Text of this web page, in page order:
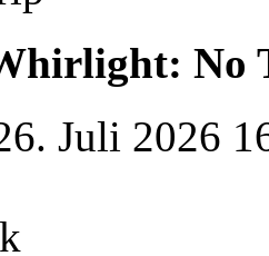
No
Juli 2026